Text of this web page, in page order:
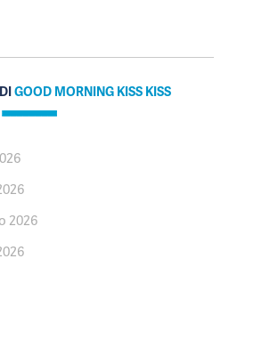
DIGOOD MORNING KISS KISS
2026